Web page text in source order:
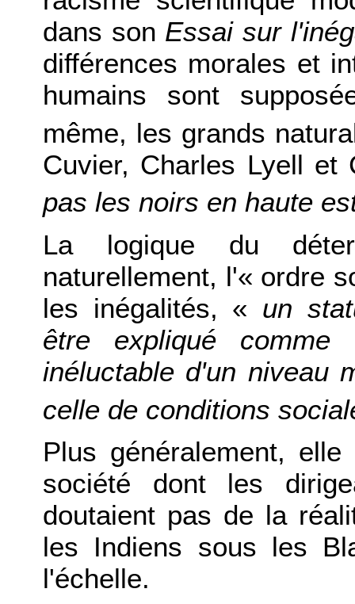
dans son Essai sur
différences morales et
humains sont
même, les grands
Cuvier, Charles Lyell
pas les noirs en haute
La logique du
naturellement, l'« ordre
les inégalités, « un
être expliqué comme
inéluctable d'un niveau
celle de conditions
Plus généralement,
société dont les
doutaient pas de la
les Indiens sous les
l'échelle.